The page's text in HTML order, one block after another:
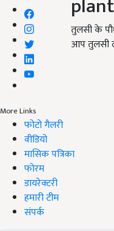
More Links
फोटो गैलरी
वीडियो
मासिक पत्रिका
फोरम
डायरेक्टरी
हमारी टीम
संपर्क
तुलसी के
आप तुलसी